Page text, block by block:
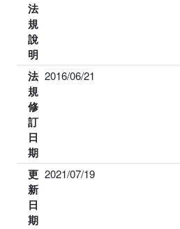
法
規
說
明
法
規
修
訂
日
期
2016/06/21
更
新
日
期
2021/07/19